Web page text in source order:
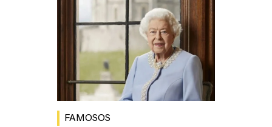
FAMOSOS